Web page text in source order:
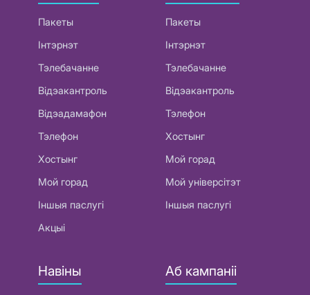
Пакеты
Інтэрнэт
Тэлебачанне
Відэакантроль
Відэадамафон
Тэлефон
Хостынг
Мой горад
Іншыя паслугі
Акцыі
Пакеты
Інтэрнэт
Тэлебачанне
Відэакантроль
Тэлефон
Хостынг
Мой горад
Мой універсітэт
Іншыя паслугі
Навіны Аб кампаніі